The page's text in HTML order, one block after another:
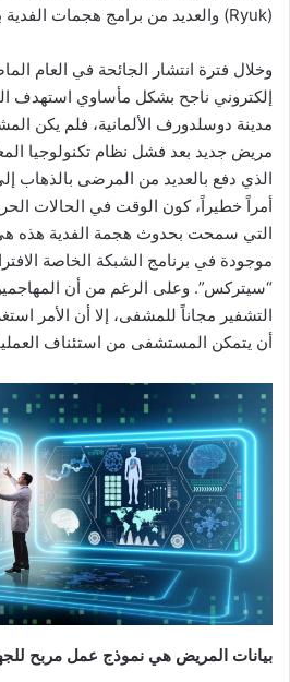
(Ryuk) والعديد من برامج هجمات الفدية بشكل خاص.
وخلال فترة انتشار الجائحة في العام
إلكتروني ناجح بشكل مأساوي استهدف
مدينة دوسلدورف الألمانية، فلم يكن
مريض جديد بعد فشل نظام تكنولوجيا
الذي دفع بالعديد من المرضى بالذهاب
أمراً خطيراً، كون الوقت في الحالات
التي سمحت بحدوث هجمة الفدية هذه هي
“سيتركس”. وعلى الرغم من أن
التشفير مجاناً للمشفى، إلا أن الأمر
أن يتمكن المستشفى من استئناف
بيانات المريض هي نموذج عمل مربح